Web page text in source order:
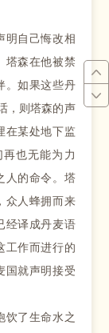
自己悔改相
塔森在他被禁
。如果这些丹
，则塔森的声
在某处地下监
也无能为力
人的命令。塔
众人蜂拥而来
经译成丹麦语
工作而进行的
国就声明接受
了生命水之